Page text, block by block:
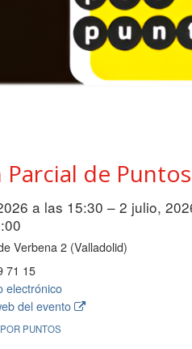
Parcial de Puntos
a las 15:30 – 2 julio,
Verbena 2 (Valladolid)
71 15
electrónico
del evento
PUNTOS